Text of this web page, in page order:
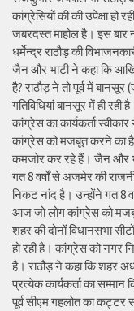
कांग्रेसियों की की उपेक्षा
जबरदस्त माहोल है। इस
धर्मेन्द्र राठौड़ की
जैन और भाटी ने कहा कि
हैै? राठौड़ ने तो पूर्व में
गतिविधियां बानसूर में ही
कांग्रेस का कार्यकर्ता
कांग्रेस को मजबूत करने का
कमजोर कर रहे हैं। जैन और
गत 8 वर्षों से अजमेर की
निकट नांद है। उन्होंने गत 8
आज जो लोग कांग्रेस को
शहर की दोनों विधानसभा
हो रही है। कांग्रेस को नगर
है। राठौड़ ने कहा कि शहर
प्रत्येक कार्यकर्ता का सम्मान
पूर्व सीएम गहलोत का कट्टर